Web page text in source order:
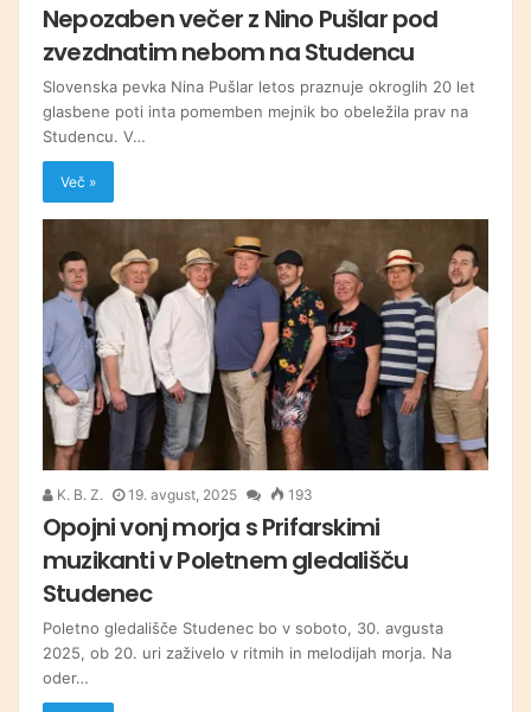
Nepozaben večer z Nino Pušlar pod
zvezdnatim nebom na Studencu
Slovenska pevka Nina Pušlar letos praznuje okroglih 20 let
glasbene poti inta pomemben mejnik bo obeležila prav na
Studencu. V…
Več »
K. B. Z. 19. avgust, 2025 193
Opojni vonj morja s Prifarskimi
muzikanti v Poletnem gledališču
Studenec
Poletno gledališče Studenec bo v soboto, 30. avgusta
2025, ob 20. uri zaživelo v ritmih in melodijah morja. Na
oder…